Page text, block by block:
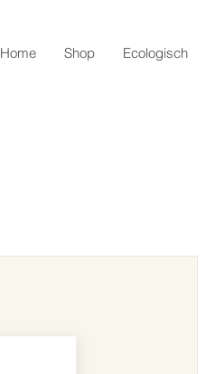
Home Shop Ecologisch